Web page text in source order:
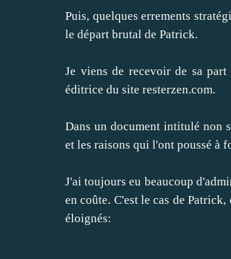
Puis, quelques errements
le départ brutal de Patrick.
Je viens de recevoir de sa
éditrice du site resterzen.com.
Dans un document intitulé non
et les raisons qui l'ont poussé à
J'ai toujours eu beaucoup
en coûte. C'est le cas de
éloignés: